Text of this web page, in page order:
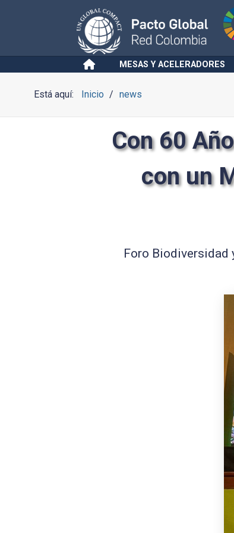
MESAS Y ACELERADORES
Está aquí: Inicio news
Con 60
con un
Foro Biodiversidad